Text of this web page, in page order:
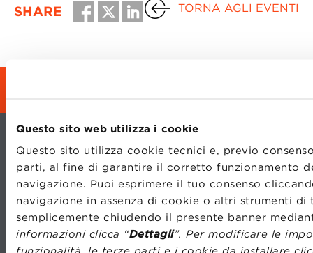
Questo sito web utilizza i cookie
Questo sito utilizza cookie tecnici e, previo
parti, al fine di garantire il corretto funzionamento
navigazione. Puoi esprimere il tuo consenso
navigazione in assenza di cookie o altri strumenti
semplicemente chiudendo il presente banner
informazioni clicca “Dettagli”. Per modificare le
SHARE TORNA AGLI EVENTI
CONTATTI
TRASPARENZA
LAVORA CON NOI
STATUTO